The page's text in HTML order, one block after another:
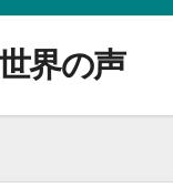
界の声